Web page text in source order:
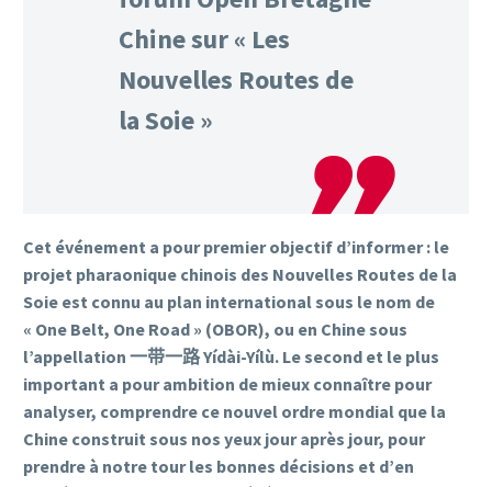
Chine sur « Les
Nouvelles Routes de
la Soie »
Cet événement a pour premier objectif d’informer : le
projet pharaonique chinois des Nouvelles Routes de la
Soie est connu au plan ­international sous le nom de
« One Belt, One Road » (OBOR), ou en Chine sous
l’appellation 一带一路Yídài-Yílù. Le second et le plus
important a pour ambition de mieux connaître pour
analyser, comprendre ce nouvel ordre mondial que la
Chine construit sous nos yeux jour après jour, pour
prendre à notre tour les bonnes décisions et d’en